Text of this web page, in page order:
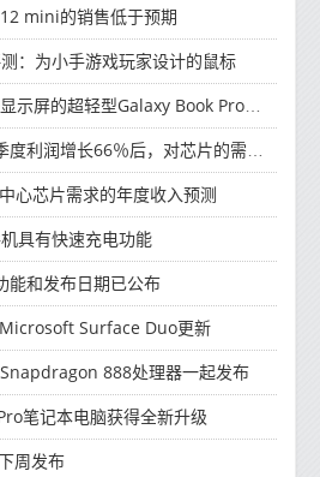
mini的销售低于预期
：为小手游戏玩家设计的鼠标
Galaxy Book Pro和Galaxy Book Pro 360笔记本电脑
润增长66％后，对芯片的需求将增强
心芯片需求的年度收入预测
具有快速充电功能
能和发布日期已公布
Surface Duo更新
888处理器一起发布
笔记本电脑获得全新升级
周发布